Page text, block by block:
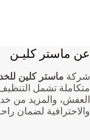
عن ماستر كليـن
شركة ماستر كلين
متكاملة تشمل
العفش، والمزيد من
والاحترافية لضمان